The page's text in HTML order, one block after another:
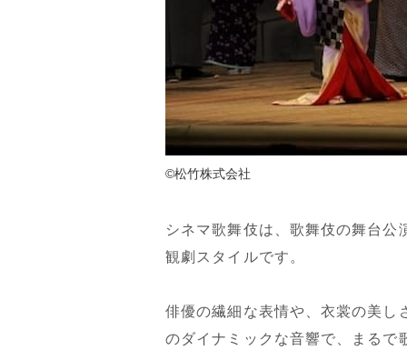
©松竹株式会社
シネマ歌舞伎は、歌舞伎の舞台
観劇スタイルです。
俳優の繊細な表情や、衣裳の美し
のダイナミックな音響で、まるで